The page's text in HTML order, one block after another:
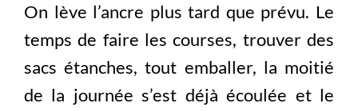
On lève l’ancre plus tard que prévu. Le
temps de faire les courses, trouver des
sacs étanches, tout emballer, la moitié
de la journée s’est déjà écoulée et le